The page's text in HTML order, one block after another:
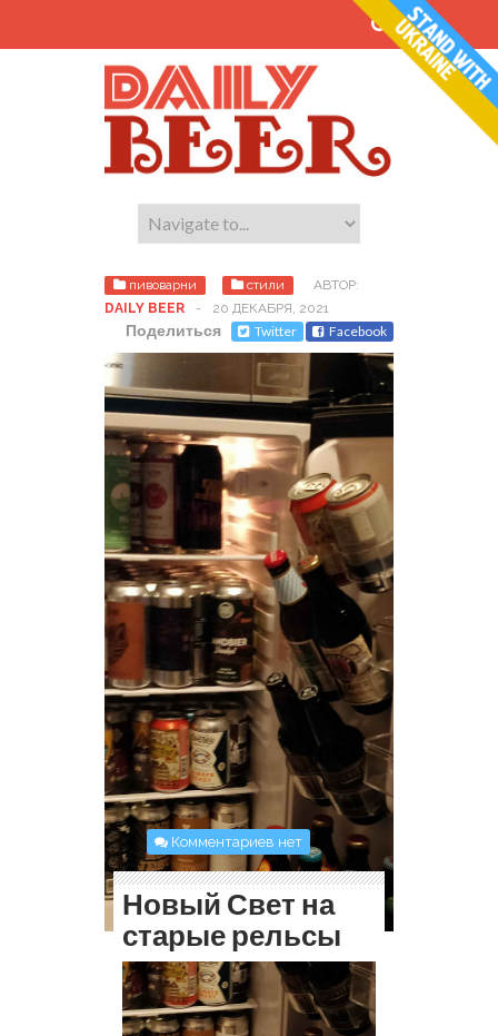
пивоварни стили
АВТОР:
DAILY BEER
- 20 ДЕКАБРЯ, 2021
Поделиться Twitter Facebook
Комментариев нет
Новый Свет на
старые рельсы